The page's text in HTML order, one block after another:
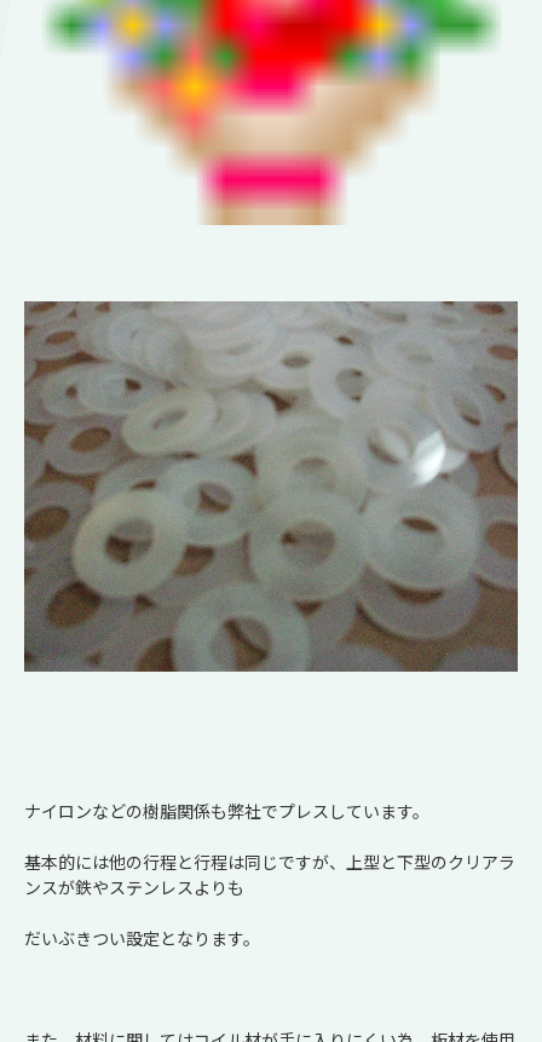
ナイロンなどの樹脂関係も弊社でプレスしています。
基本的には他の行程と行程は同じですが、上型と下型のクリアラ
ンスが鉄やステンレスよりも
だいぶきつい設定となります。